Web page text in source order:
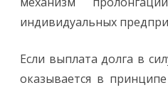
индивидуальных
Если выплата долга в
оказывается в